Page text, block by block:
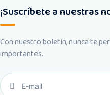
¡Suscríbete a nuestras
Con nuestro boletín, nunca te
importantes.